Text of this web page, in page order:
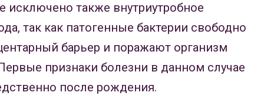
исключено также внутриутробное
так как патогенные бактерии свободно
барьер и поражают организм
признаки болезни в данном случае
после рождения.